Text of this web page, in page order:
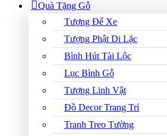
Quà Tặng Gỗ
Tượng Để Xe
Tượng Phật Di Lặc
Bình Hút Tài Lộc
Lục Bình Gỗ
Tượng Linh Vật
Đồ Decor Trang Trí
Tranh Treo Tường